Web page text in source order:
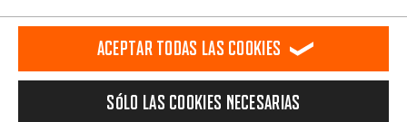
Más confort
cookies de comodidad, creamos enlaces a plataformas de redes
sociales. Esto nos permite proporcionarle más contenido e
adicionales que le ayudarán a encontrar los productos adecuados.
Aceptar todas las cookies
Sólo las cookies necesarias